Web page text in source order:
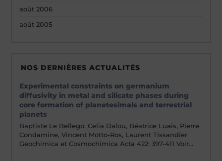
août 2006
août 2005
NOS DERNIÈRES ACTUALITÉS
Experimental constraints on germanium
diffusivity in metal and silicate phases during
core formation of planetesimals and terrestrial
planets
Baptiste Le Bellego, Celia Dalou, Béatrice Luais, Pierre
Condamine, Vincent Motto-Ros, Laurent Tissandier
Geochimica et Cosmochimica Acta 422: 397-411 Voir…